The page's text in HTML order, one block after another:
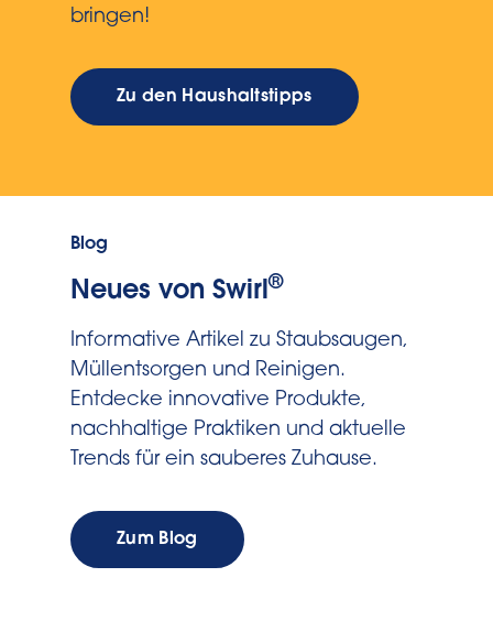
bringen!
Zu den Haushaltstipps
Blog
Neues von Swirl®
Informative Artikel zu Staubsaugen,
Müllentsorgen und Reinigen.
Entdecke innovative Produkte,
nachhaltige Praktiken und aktuelle
Trends für ein sauberes Zuhause.
Zum Blog